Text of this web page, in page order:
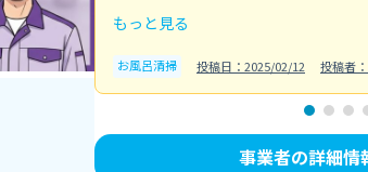
もっと見る
お風呂清掃 投稿日：2025/02/12 投稿者
事業者の詳細情